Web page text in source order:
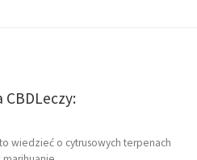
wiedzieć o cytrusowych terpenach